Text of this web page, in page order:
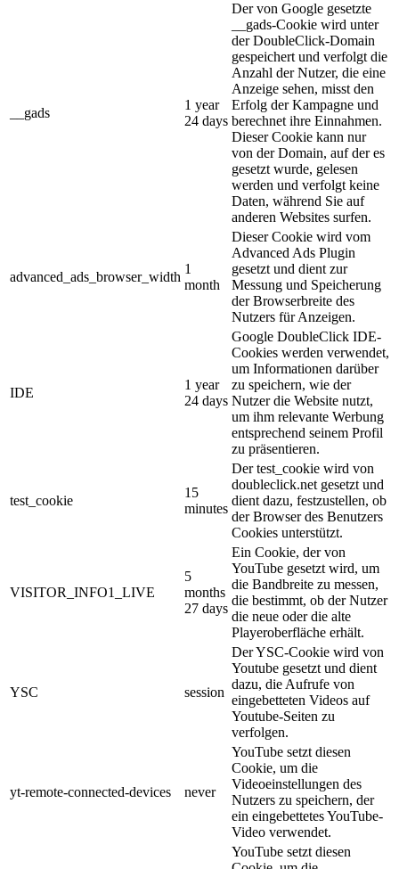
__gads
1 year
24 days
Der von Google gesetzte
__gads-Cookie wird unter
der DoubleClick-Domain
gespeichert und verfolgt die
Anzahl der Nutzer, die eine
Anzeige sehen, misst den
Erfolg der Kampagne und
berechnet ihre Einnahmen.
Dieser Cookie kann nur
von der Domain, auf der es
gesetzt wurde, gelesen
werden und verfolgt keine
Daten, während Sie auf
anderen Websites surfen.
advanced_ads_browser_width
1
month
Dieser Cookie wird vom
Advanced Ads Plugin
gesetzt und dient zur
Messung und Speicherung
der Browserbreite des
Nutzers für Anzeigen.
IDE
1 year
24 days
Google DoubleClick IDE-
Cookies werden verwendet,
um Informationen darüber
zu speichern, wie der
Nutzer die Website nutzt,
um ihm relevante Werbung
entsprechend seinem Profil
zu präsentieren.
test_cookie
15
minutes
Der test_cookie wird von
doubleclick.net gesetzt und
dient dazu, festzustellen, ob
der Browser des Benutzers
Cookies unterstützt.
VISITOR_INFO1_LIVE
5
months
27 days
Ein Cookie, der von
YouTube gesetzt wird, um
die Bandbreite zu messen,
die bestimmt, ob der Nutzer
die neue oder die alte
Playeroberfläche erhält.
YSC session
Der YSC-Cookie wird von
Youtube gesetzt und dient
dazu, die Aufrufe von
eingebetteten Videos auf
Youtube-Seiten zu
verfolgen.
yt-remote-connected-devices never
YouTube setzt diesen
Cookie, um die
Videoeinstellungen des
Nutzers zu speichern, der
ein eingebettetes YouTube-
Video verwendet.
YouTube setzt diesen